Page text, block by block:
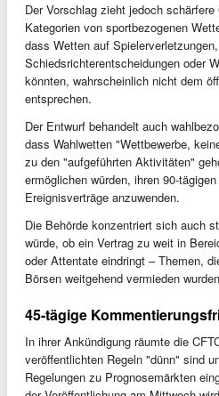
Der Vorschlag zieht jedoch
Kategorien von sportbezogenen
dass Wetten auf
Schiedsrichterentscheidungen oder
könnten, wahrscheinlich nicht dem
entsprechen.
Der Entwurf behandelt auch
dass Wahlwetten "Wettbewerbe,
zu den "aufgeführten Aktivitäten"
ermöglichen würden, ihren 90-
Ereignisverträge anzuwenden.
Die Behörde konzentriert sich auch
würde, ob ein Vertrag zu weit in
oder Attentate eindringt – Themen,
Börsen weitgehend vermieden
45-tägige
In ihrer Ankündigung räumte die
veröffentlichten Regeln "dünn" sind
Regelungen zu Prognosemärkten